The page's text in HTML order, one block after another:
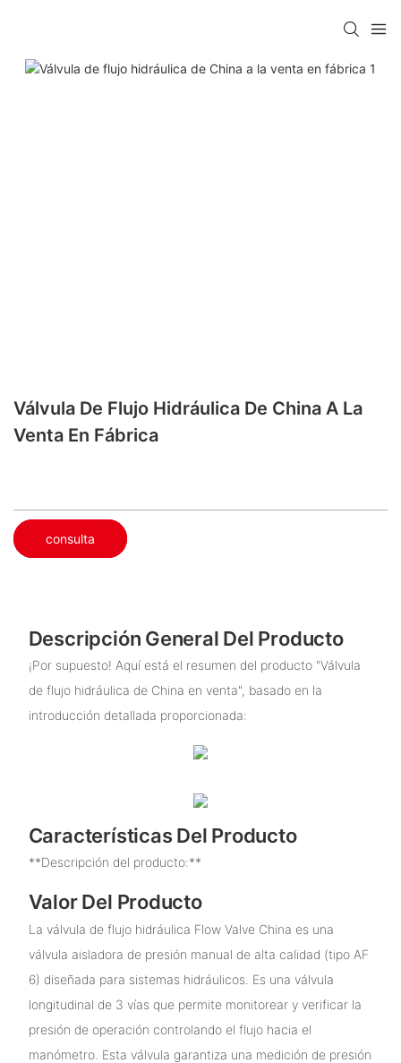
Válvula De Flujo Hidráulica De China A La
Venta En Fábrica
consulta
Descripción General Del Producto
¡Por supuesto! Aquí está el resumen del producto "Válvula
de flujo hidráulica de China en venta", basado en la
introducción detallada proporcionada:
Características Del Producto
**Descripción del producto:**
Valor Del Producto
La válvula de flujo hidráulica Flow Valve China es una
válvula aisladora de presión manual de alta calidad (tipo AF
6) diseñada para sistemas hidráulicos. Es una válvula
longitudinal de 3 vías que permite monitorear y verificar la
presión de operación controlando el flujo hacia el
manómetro. Esta válvula garantiza una medición de presión